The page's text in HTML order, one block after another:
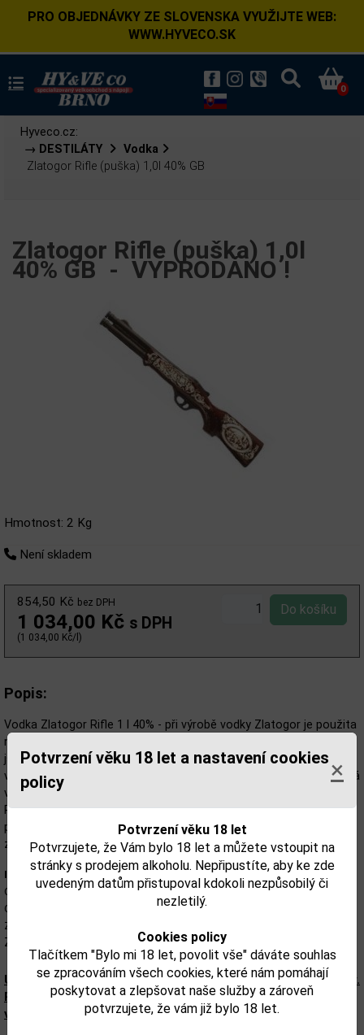
Potvrzení věku 18 let a nastavení cookies
policy
×
Potvrzení věku 18 let
Potvrzujete, že Vám bylo 18 let a můžete vstoupit na
stránky s prodejem alkoholu. Nepřipustíte, aby ke zde
uvedeným datům přistupoval kdokoli nezpůsobilý či
nezletilý.
Cookies policy
Tlačítkem "Bylo mi 18 let, povolit vše" dáváte souhlas
se zpracováním všech cookies, které nám pomáhají
poskytovat a zlepšovat naše služby a zároveň
potvrzujete, že vám již bylo 18 let.
PRO OBJEDNÁVKY ZE SLOVENSKA VYUŽIJTE WEB:
WWW.HYVECO.SK
0
Hyveco.cz:
→ DESTILÁTY
Vodka
Zlatogor Rifle (puška) 1,0l 40% GB
Zlatogor Rifle (puška) 1,0l
40% GB - VYPRODÁNO !
Hmotnost: 2 Kg
Není skladem
854,50 Kč bez DPH
1 034,00 Kč s DPH
(1 034,00 Kč/l)
Popis:
Vodka Zlatogor Rifle 1 l 40% - při výrobě vodky Zlatogor je použita
nejčistší artéská voda z hloubky 195 metrů. Tyto oblasti
jsou„Zlaté půdní zdroje“ kterými voda protéká a získává z nich
všechny užitečné prvky. Voda se tak považuje za
„aqua vitae“ (živá
voda).
Pro vodku zlatogor je využívám nejkvalitnější líh a ingredience
použávané na základě receptů odeborníků z Kyjevské botanické
zahrady.
Informace
Obsah alkoholu: 40%
Obsah lahve: 1 l
Země původu: Ukrajina
Značka: Zlatogor
Upozorňujeme, že tento produkt může obsahovat alergeny.
Přesné složení a alergeny jsou k dispozici na obalu
výrobku. Zkontrolujte prosím před konzumací.